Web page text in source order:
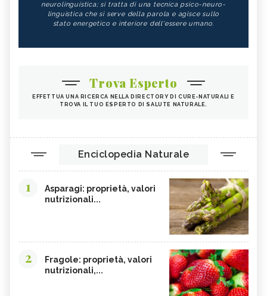
neurolinguistica; si tratta di una tecnica psico-neuro-
linguistica che si serve della parola e agisce sullo
stato energetico e interiore dell'essere umano.
Trova Esperto
EFFETTUA UNA RICERCA NELLA DIRECTORY DI CURE-NATURALI E
TROVA IL TUO ESPERTO DI SALUTE NATURALE.
Enciclopedia Naturale
1
Asparagi: proprietà, valori
nutrizionali...
2
Fragole: proprietà, valori
nutrizionali,...